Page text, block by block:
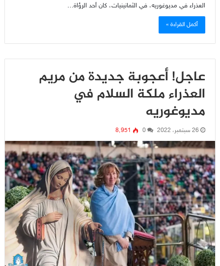
العذراء في مديوغوريه، في الثمانينيات، كان أحد الرؤاة…
أكمل القراءة »
عاجل! أعجوبة جديدة من مريم
العذراء ملكة السلام في
مديوغوريه
26 سبتمبر، 2022 0 8٬951